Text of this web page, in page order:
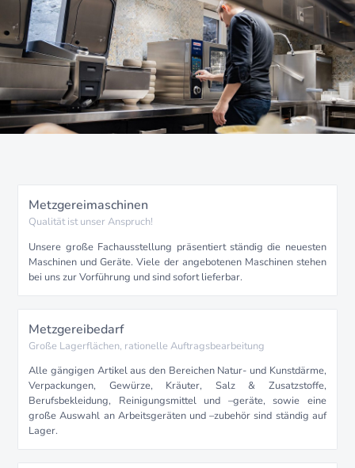
Metzgereimaschinen
Qualität ist unser Anspruch!
Unsere große Fachausstellung präsentiert ständig die neuesten
Maschinen und Geräte. Viele der angebotenen Maschinen stehen
bei uns zur Vorführung und sind sofort lieferbar.
Metzgereibedarf
Große Lagerflächen, rationelle Auftragsbearbeitung
Alle gängigen Artikel aus den Bereichen Natur- und Kunstdärme,
Verpackungen, Gewürze, Kräuter, Salz & Zusatzstoffe,
Berufsbekleidung, Reinigungsmittel und –geräte, sowie eine
große Auswahl an Arbeitsgeräten und –zubehör sind ständig auf
Lager.